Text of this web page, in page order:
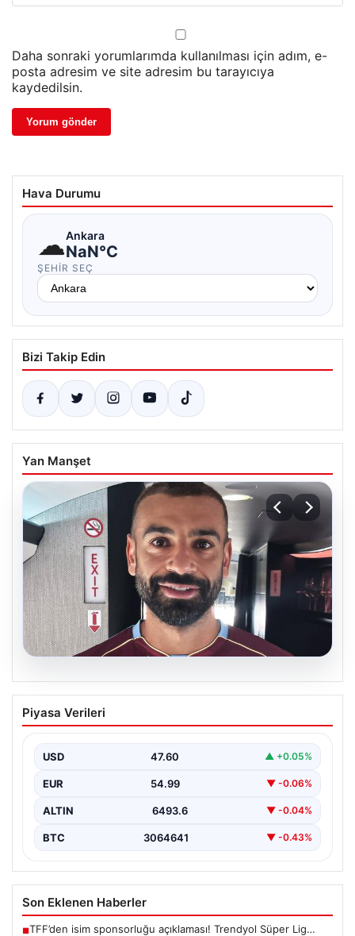
Daha sonraki yorumlarımda kullanılması için adım, e-
posta adresim ve site adresim bu tarayıcıya
kaydedilsin.
Hava Durumu
☁Ankara
NaN°C
ŞEHIR SEÇ
Bizi Takip Edin
Yan Manşet
Mohamed Salah daha maça çıkmadan
Victor Osimhen’i solladı!
Piyasa Verileri
USD 47.60 ▲ +0.05%
EUR 54.99 ▼ -0.06%
ALTIN 6493.6 ▼ -0.04%
BTC 3064641 ▼ -0.43%
Son Eklenen Haberler
■TFF’den isim sponsorluğu açıklaması! Trendyol Süper Lig…